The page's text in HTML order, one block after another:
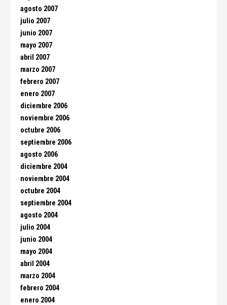
agosto 2007
julio 2007
junio 2007
mayo 2007
abril 2007
marzo 2007
febrero 2007
enero 2007
diciembre 2006
noviembre 2006
octubre 2006
septiembre 2006
agosto 2006
diciembre 2004
noviembre 2004
octubre 2004
septiembre 2004
agosto 2004
julio 2004
junio 2004
mayo 2004
abril 2004
marzo 2004
febrero 2004
enero 2004